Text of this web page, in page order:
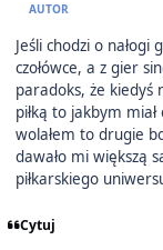
AUTOR
Jeśli chodzi o
czołówce, a z gier
paradoks, że kiedyś
piłką to jakbym
wolałem to drugie
dawało mi większą
piłkarskiego
Cytuj